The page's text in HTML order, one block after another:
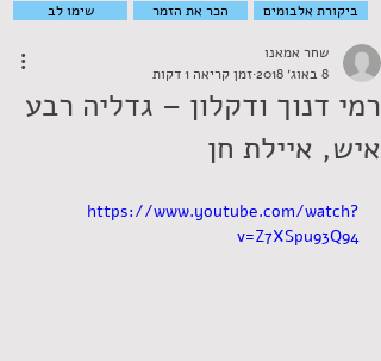
שימו לב
הכר את הזמר ביקורת אלבומים
רמי דנוך ודקלון – גדליה רבע
איש, איילת חן
שחר אמאנו
8 באוג׳ 2018
זמן קריאה 1 דקות
https://www.youtube.com/watch?
v=Z7XSpu93Q94